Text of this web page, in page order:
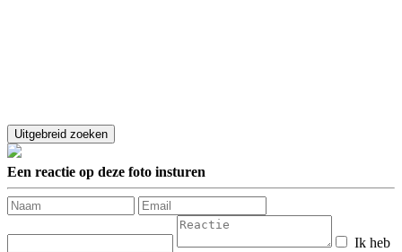
Een reactie op deze foto insturen
Ik heb